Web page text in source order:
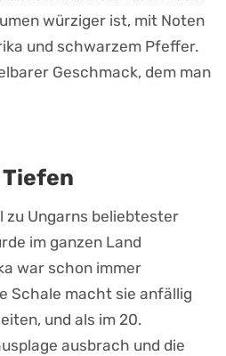
würziger ist, mit Noten
und schwarzem Pfeffer.
Geschmack, dem man
Tiefen
zu Ungarns beliebtester
im ganzen Land
war schon immer
Schale macht sie anfällig
und als im 20.
ausbrach und die